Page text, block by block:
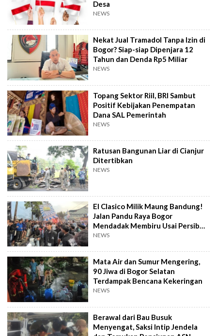
Desa
NEWS
Nekat Jual Tramadol Tanpa Izin di
Bogor? Siap-siap Dipenjara 12
Tahun dan Denda Rp5 Miliar
NEWS
Topang Sektor Riil, BRI Sambut
Positif Kebijakan Penempatan
Dana SAL Pemerintah
NEWS
Ratusan Bangunan Liar di Cianjur
Ditertibkan
NEWS
El Clasico Milik Maung Bandung!
Jalan Pandu Raya Bogor
Mendadak Membiru Usai Persib
Libas Persija
NEWS
Mata Air dan Sumur Mengering,
90 Jiwa di Bogor Selatan
Terdampak Bencana Kekeringan
NEWS
Berawal dari Bau Busuk
Menyengat, Saksi Intip Jendela